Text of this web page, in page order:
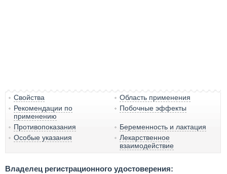
Свойства
Область применения
Рекомендации по
применению
Побочные эффекты
Противопоказания
Беременность и лактация
Особые указания
Лекарственное
взаимодействие
Владелец регистрационного удостоверения: